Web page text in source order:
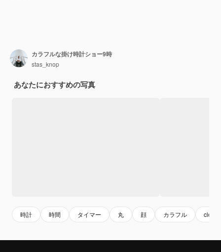
カラフルな掛け時計ショー9時
stas_knop
あなたにおすすめの写真
時計 時間 タイマー 丸 顔 カラフル clock